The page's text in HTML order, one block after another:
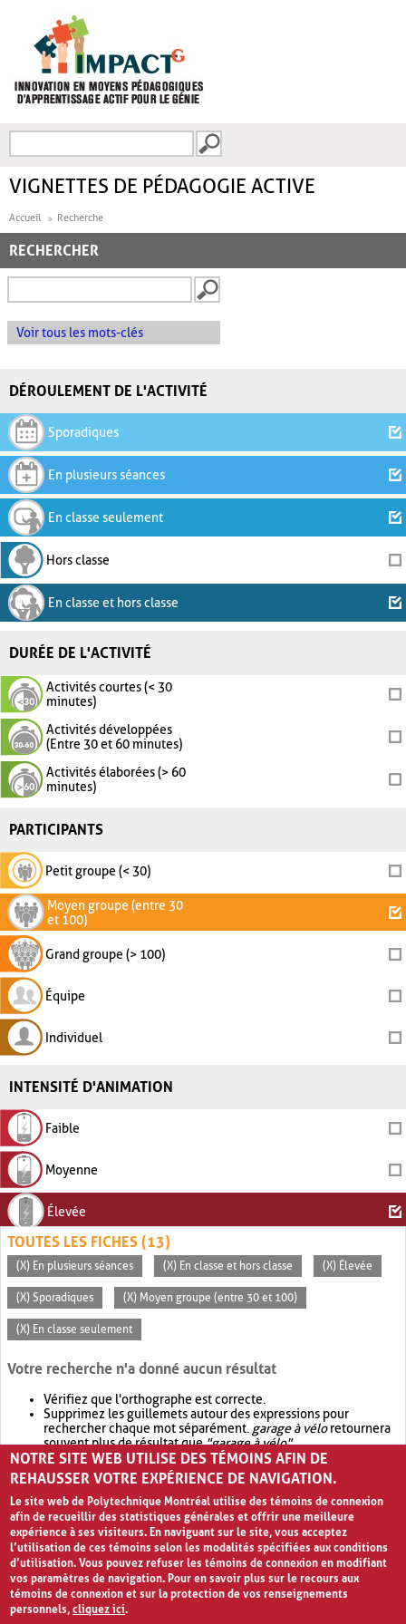
FORMULAIRE DE
VIGNETTES DE PÉDAGOGIE ACTIVE
Accueil Recherche
RECHERCHER
Voir tous les mots-clés
DÉROULEMENT DE L'ACTIVITÉ
Sporadiques
En plusieurs séances
En classe seulement
Hors classe
En classe et hors classe
DURÉE DE L'ACTIVITÉ
Activités courtes (< 30
minutes)
Activités développées
(Entre 30 et 60 minutes)
Activités élaborées (> 60
minutes)
PARTICIPANTS
Petit groupe (< 30)
Moyen groupe (entre 30
et 100)
Grand groupe (> 100)
Équipe
Individuel
INTENSITÉ D'ANIMATION
Faible
Moyenne
Élevée
TOUTES LES FICHES (13)
(X) En plusieurs séances (X) En classe et hors classe (X) Élevée
(X) Sporadiques (X) Moyen groupe (entre 30 et 100)
(X) En classe seulement
Votre recherche n'a donné aucun résultat
Vérifiez que l'orthographe est correcte.
Supprimez les guillemets autour des expressions pour
rechercher chaque mot séparément. garage à véloretournera
souvent plus de résultat que"garage à vélo".
Envisagez d'élargir votre recherche avec OR.garage OR vélo
retournera souvent plus de résultat quegarage à vélo
NOTRE SITE WEB UTILISE DES TÉMOINS AFIN DE
REHAUSSER VOTRE EXPÉRIENCE DE NAVIGATION.
Le site web de Polytechnique Montréal utilise des témoins de connexion
afin de recueillir des statistiques générales et offrir une meilleure
expérience à ses visiteurs. En naviguant sur le site, vous acceptez
l’utilisation de ces témoins selon les modalités spécifiées aux conditions
d’utilisation. Vous pouvez refuser les témoins de connexion en modifiant
vos paramètres de navigation. Pour en savoir plus sur le recours aux
témoins de connexion et sur la protection de vos renseignements
personnels,cliquez ici.